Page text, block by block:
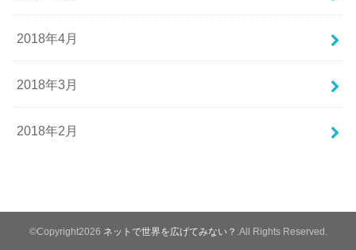
2018年4月
2018年3月
2018年2月
©Copyright2026 ネットで世界を広げてみない？ .All Rights Reserved.